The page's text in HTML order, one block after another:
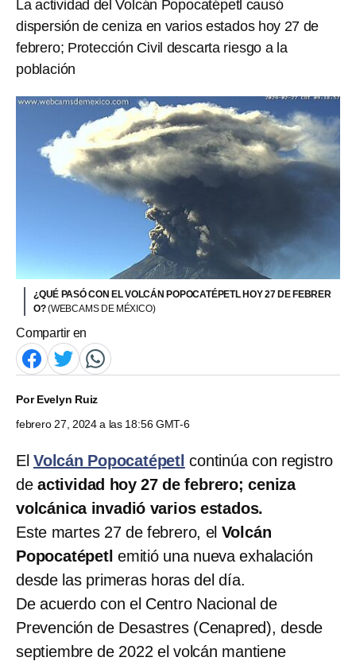
La actividad del Volcán Popocatépetl causó
dispersión de ceniza en varios estados hoy 27 de
febrero; Protección Civil descarta riesgo a la
población
¿QUÉ PASÓ CON EL VOLCÁN POPOCATÉPETL HOY 27 DE FEBRER
O?(WEBCAMS DE MÉXICO)
Compartir en
PorEvelyn Ruiz
febrero 27, 2024 a las 18:56 GMT-6
El Volcán Popocatépetl continúa con registro
deactividad hoy 27 de febrero; ceniza
volcánica invadió varios estados.
Este martes 27 de febrero, el Volcán
Popocatépetlemitió una nueva exhalación
desde las primeras horas del día.
De acuerdo con el Centro Nacional de
Prevención de Desastres (Cenapred), desde
septiembre de 2022 el volcán mantiene